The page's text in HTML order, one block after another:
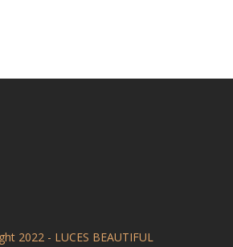
2022 - LUCES BEAUTIFUL